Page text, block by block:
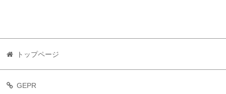
トップページ
GEPR